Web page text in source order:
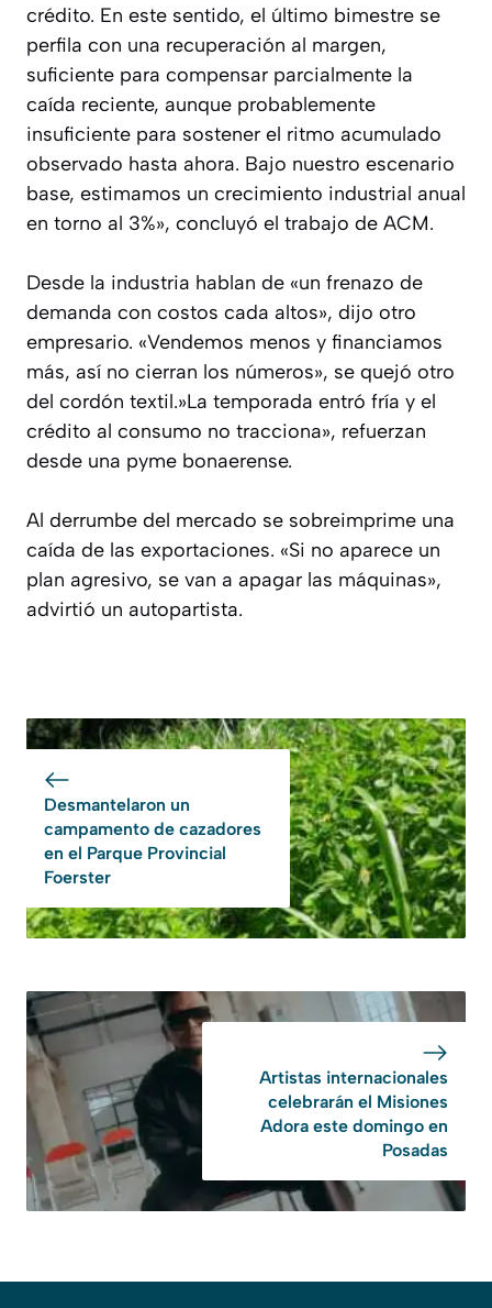
crédito. En este sentido, el último bimestre se
perfila con una recuperación al margen,
suficiente para compensar parcialmente la
caída reciente, aunque probablemente
insuficiente para sostener el ritmo acumulado
observado hasta ahora. Bajo nuestro escenario
base, estimamos un crecimiento industrial anual
en torno al 3%», concluyó el trabajo de ACM.
Desde la industria hablan de «un frenazo de
demanda con costos cada altos», dijo otro
empresario. «Vendemos menos y financiamos
más, así no cierran los números», se quejó otro
del cordón textil.»La temporada entró fría y el
crédito al consumo no tracciona», refuerzan
desde una pyme bonaerense.
Al derrumbe del mercado se sobreimprime una
caída de las exportaciones. «Si no aparece un
plan agresivo, se van a apagar las máquinas»,
advirtió un autopartista.
Desmantelaron un
campamento de cazadores
en el Parque Provincial
Foerster
Artistas internacionales
celebrarán el Misiones
Adora este domingo en
Posadas